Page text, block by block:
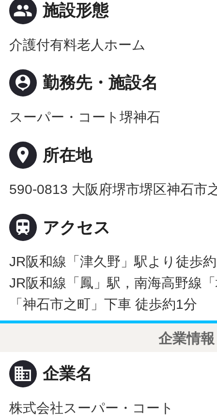
people 施設形態
介護付有料老人ホーム
person_pin 勤務先・施設名
スーパー・コート堺神石
place 所在地
590-0813 大阪府堺市堺区神石市
 アクセス
JR阪和線「津久野」駅より徒歩
JR阪和線「鳳」駅，南海高野線
「神石市之町」下車 徒歩約1分
企業情報
business 企業名
株式会社スーパー・コート